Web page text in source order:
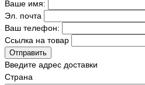
Ваше имя:
Эл. почта
Ваш телефон:
Ссылка на товар
Отправить
Введите адрес доставки
Страна